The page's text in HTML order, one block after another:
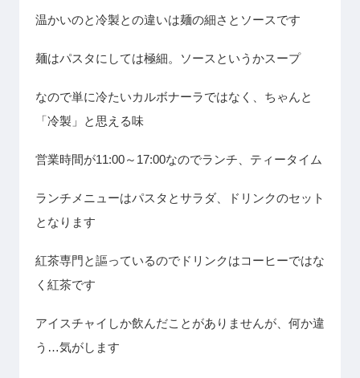
温かいのと冷製との違いは麺の細さとソースです
麺はパスタにしては極細。ソースというかスープ
なので単に冷たいカルボナーラではなく、ちゃんと
「冷製」と思える味
営業時間が11:00～17:00なのでランチ、ティータイム
ランチメニューはパスタとサラダ、ドリンクのセット
となります
紅茶専門と謳っているのでドリンクはコーヒーではな
く紅茶です
アイスチャイしか飲んだことがありませんが、何か違
う…気がします